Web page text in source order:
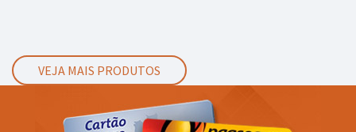
VEJA MAIS PRODUTOS